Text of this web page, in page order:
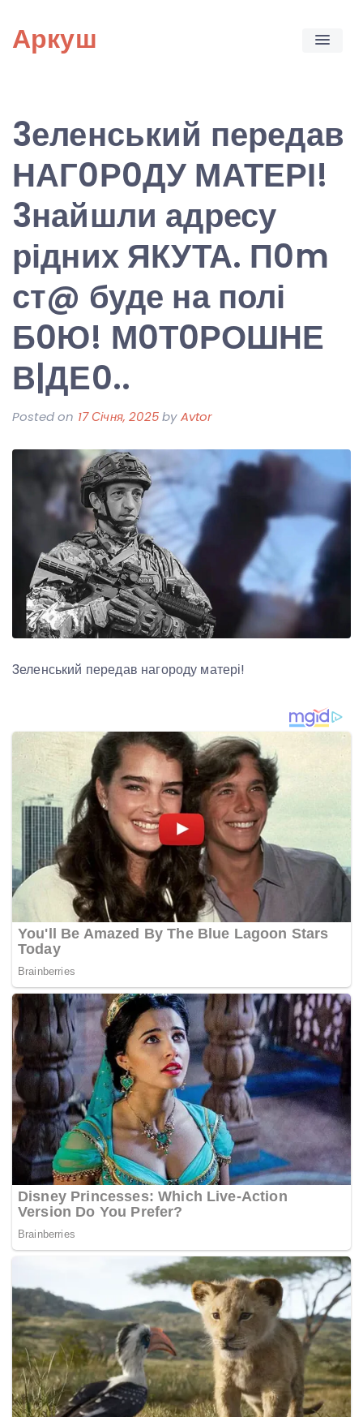
content
Аркуш
3еленський передав
НАГ0Р0ДУ МАТЕРІ!
3найшли адресу
рідних ЯКУТА. П0m
ст@ буде на полі
Б0Ю! М0Т0РОШНЕ
В|ДЕ0..
Posted on 17 Січня, 2025byAvtor
3еленський передав нагороду матері!